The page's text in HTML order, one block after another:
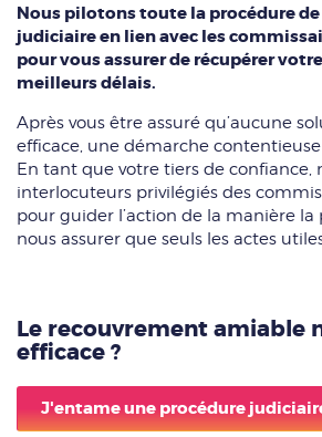
Nous pilotons toute la procédure
judiciaire en lien avec les
pour vous assurer de récupérer
meilleurs délais.
Après vous être assuré qu’aucune
efficace, une démarche
En tant que votre tiers de confiance,
interlocuteurs privilégiés des
pour guider l’action de la manière la
nous assurer que seuls les actes
Le recouvrement amiable
efficace ?
J'entame une procédure